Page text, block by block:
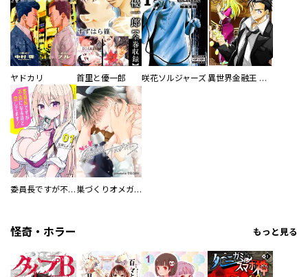
ヤドカリ 首里と優一郎 咲花ソルジャーズ 異世界金融王 ～クローネ・ゴルディオンの覇道～
委員長ですが不良になるほど恋してます！ 巣づくりオメガバース
怪奇・ホラー もっと見る